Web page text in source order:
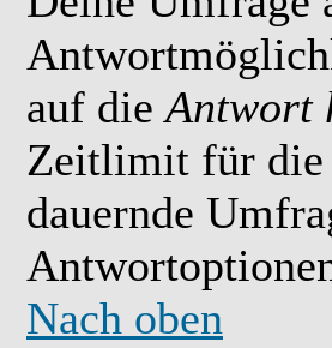
auf dieAntwort
Zeitlimit für die
dauernde
Nach oben